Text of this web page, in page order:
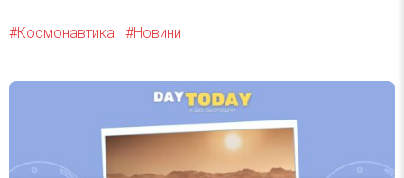
Космонавтика Новини